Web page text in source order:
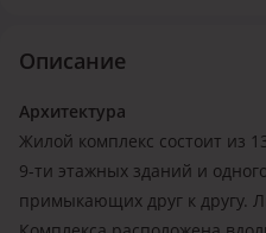
Описание
Архитектура
Жилой комплекс состоит из
9-ти этажных зданий и
примыкающих друг к другу.